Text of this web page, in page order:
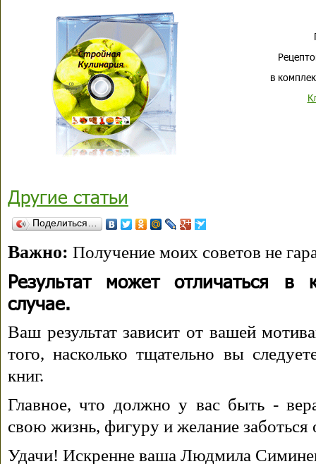
в
Другие статьи
Поделиться…
Важно: Получение моих советов не
Результат может отличаться в
случае.
Ваш результат зависит от вашей
того, насколько тщательно вы
книг.
Главное, что должно у вас быть -
свою жизнь, фигуру и желание заботься
Удачи! Искренне ваша Людмила